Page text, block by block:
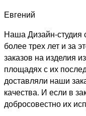
Евгений
Наша Дизайн-студия
более трех лет и за
заказов на изделия
площадях с их
доставляли наши
качества. И если в
добросовестно их